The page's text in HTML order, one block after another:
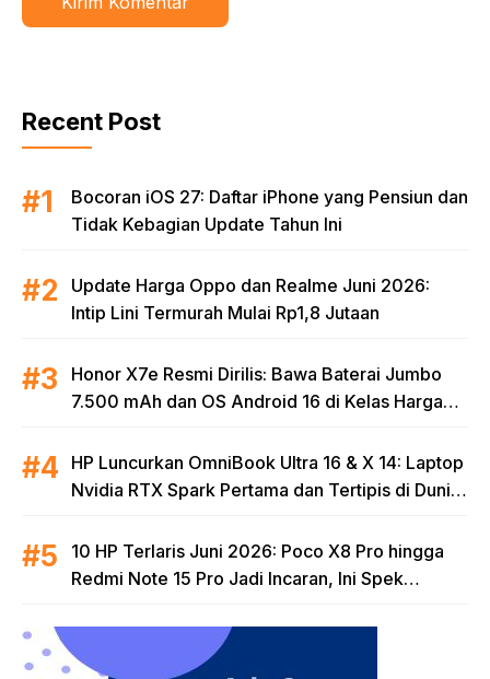
Recent Post
Bocoran iOS 27: Daftar iPhone yang Pensiun dan
Tidak Kebagian Update Tahun Ini
Update Harga Oppo dan Realme Juni 2026:
Intip Lini Termurah Mulai Rp1,8 Jutaan
Honor X7e Resmi Dirilis: Bawa Baterai Jumbo
7.500 mAh dan OS Android 16 di Kelas Harga
HP Luncurkan OmniBook Ultra 16 & X 14: Laptop
Nvidia RTX Spark Pertama dan Tertipis di Dunia
10 HP Terlaris Juni 2026: Poco X8 Pro hingga
Redmi Note 15 Pro Jadi Incaran, Ini Spek